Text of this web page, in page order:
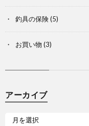
釣具の保険(5)
お買い物 (3)
アーカイブ